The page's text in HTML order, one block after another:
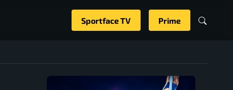
Sportface TV Prime